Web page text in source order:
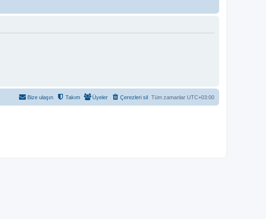
Tüm zamanlar UTC+03:00
Çerezleri sil
Üyeler
Takım
Bize ulaşın